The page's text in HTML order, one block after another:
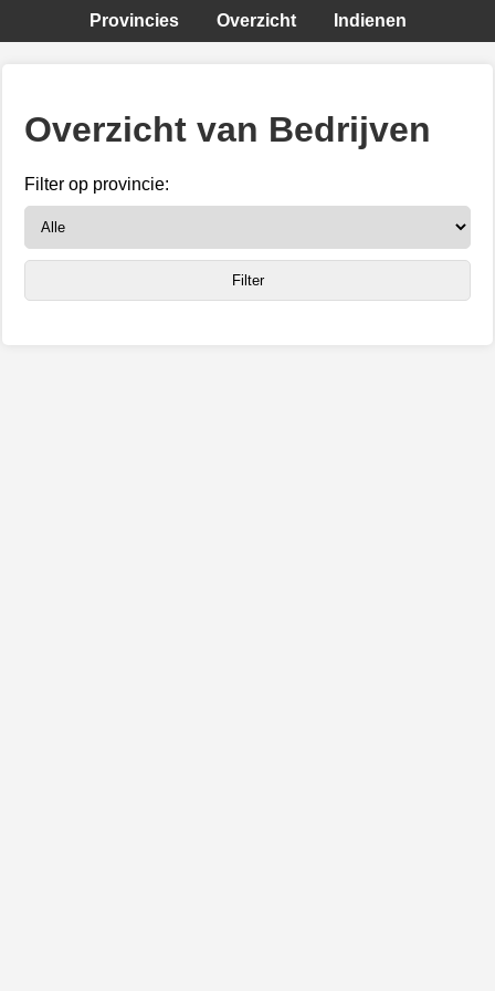
Provincies Overzicht Indienen
Overzicht van Bedrijven
Filter op provincie: